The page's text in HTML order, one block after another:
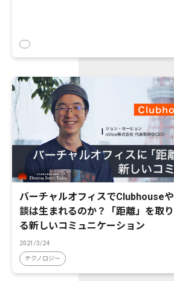
バーチャルオフィスでClubhouse
談は生まれるのか？「距離」を取
る新しいコミュニケーション
2021/3/24
テクノロジー